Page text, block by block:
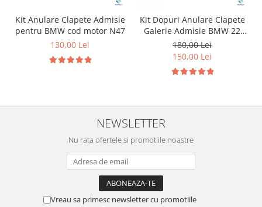
Kit Anulare Clapete Admisie
pentru BMW cod motor N47
130,00 Lei
Kit Dopuri Anulare Clapete
Galerie Admisie BMW 22
mm cod motor M47
180,00 Lei
150,00 Lei
NEWSLETTER
Nu rata ofertele si promotiile noastre
Vreau sa primesc newsletter cu promotiile